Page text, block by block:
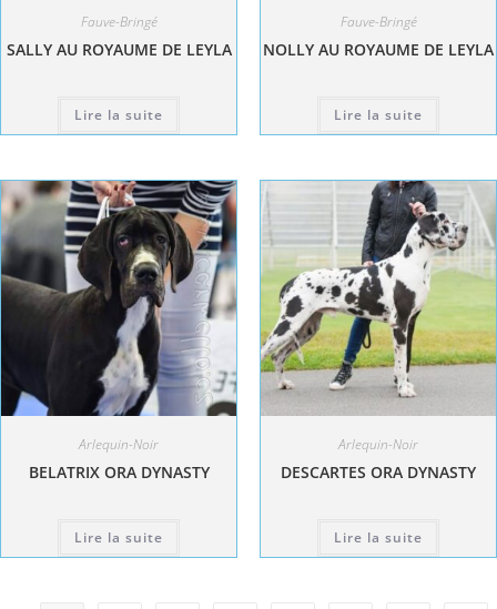
Fauve-Bringé
SALLY AU ROYAUME DE LEYLA
Lire la suite
Fauve-Bringé
NOLLY AU ROYAUME DE LEYLA
Lire la suite
Arlequin-Noir
BELATRIX ORA DYNASTY
Lire la suite
Arlequin-Noir
DESCARTES ORA DYNASTY
Lire la suite